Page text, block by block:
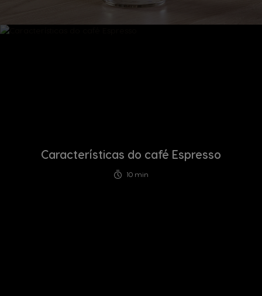
Características do café Espresso
10 min